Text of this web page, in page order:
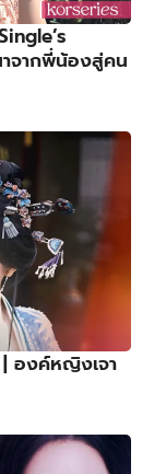
จากพี่น้องสู่คน
องค์หญิงเจา